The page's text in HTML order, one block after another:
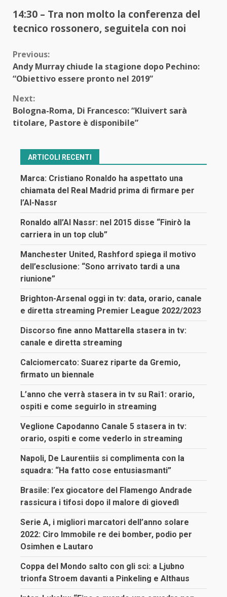
14:30 – Tra non molto la conferenza del
tecnico rossonero, seguitela con noi
Continue
Reading
Previous:
Andy Murray chiude la stagione dopo Pechino:
“Obiettivo essere pronto nel 2019”
Next:
Bologna-Roma, Di Francesco: “Kluivert sarà
titolare, Pastore è disponibile”
ARTICOLI RECENTI
Marca: Cristiano Ronaldo ha aspettato una
chiamata del Real Madrid prima di firmare per
l’Al-Nassr
Ronaldo all’Al Nassr: nel 2015 disse “Finirò la
carriera in un top club”
Manchester United, Rashford spiega il motivo
dell’esclusione: “Sono arrivato tardi a una
riunione”
Brighton-Arsenal oggi in tv: data, orario, canale
e diretta streaming Premier League 2022/2023
Discorso fine anno Mattarella stasera in tv:
canale e diretta streaming
Calciomercato: Suarez riparte da Gremio,
firmato un biennale
L’anno che verrà stasera in tv su Rai1: orario,
ospiti e come seguirlo in streaming
Veglione Capodanno Canale 5 stasera in tv:
orario, ospiti e come vederlo in streaming
Napoli, De Laurentiis si complimenta con la
squadra: “Ha fatto cose entusiasmanti”
Brasile: l’ex giocatore del Flamengo Andrade
rassicura i tifosi dopo il malore di giovedì
Serie A, i migliori marcatori dell’anno solare
2022: Ciro Immobile re dei bomber, podio per
Osimhen e Lautaro
Coppa del Mondo salto con gli sci: a Ljubno
trionfa Stroem davanti a Pinkeling e Althaus